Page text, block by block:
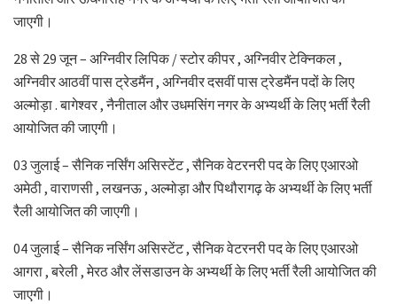
जाएगी।
28 से 29 जून – अग्निवीर लिपिक / स्टोर कीपर , अग्निवीर टेक्निकल ,
अग्निवीर आठवीं पास ट्रेडमैंन , अग्निवीर दसवीं पास ट्रेडमैंन पदों के लिए
अल्मोड़ा . बागेश्वर , नैनीताल और उधमसिंग नगर के अभ्यर्थी के लिए भर्ती रैली
आयोजित की जाएगी।
03 जुलाई – सैनिक नर्सिंग असिस्टेंट , सैनिक वेटरनरी पद के लिए एआरओ
अमेठी , वाराणसी , लखनऊ , अल्मोड़ा और पिथौरागढ़ के अभ्यर्थी के लिए भर्ती
रैली आयोजित की जाएगी।
04 जुलाई – सैनिक नर्सिंग असिस्टेंट , सैनिक वेटरनरी पद के लिए एआरओ
आगरा , बरेली , मेरठ और लेंसडाउन के अभ्यर्थी के लिए भर्ती रैली आयोजित की
जाएगी।